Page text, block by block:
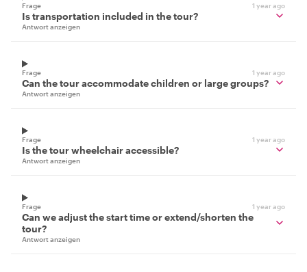
Frage 1 year ago
Is transportation included in the tour?
Antwort anzeigen
Frage 1 year ago
Can the tour accommodate children or large groups?
Antwort anzeigen
Frage 1 year ago
Is the tour wheelchair accessible?
Antwort anzeigen
Frage 1 year ago
Can we adjust the start time or extend/shorten the
tour?
Antwort anzeigen